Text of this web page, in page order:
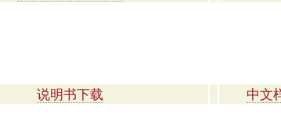
说明书下载 中文